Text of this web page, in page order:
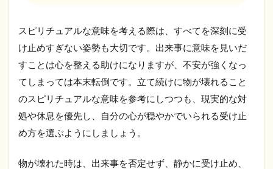
スピリチュアルな意味を考える際は、すべてを深刻に受
け止めすぎない姿勢も大切です。出来事に意味を見いだ
すことは心を整える助けになりますが、不安が強くなっ
てしまっては本末転倒です。立て続けに物が壊れること
のスピリチュアルな意味を参考にしつつも、現実的な対
処や休息を優先し、自分の心が穏やかでいられる受け止
め方を選ぶようにしましょう。
物が壊れた時は、出来事を否定せず、静かに受け止め、